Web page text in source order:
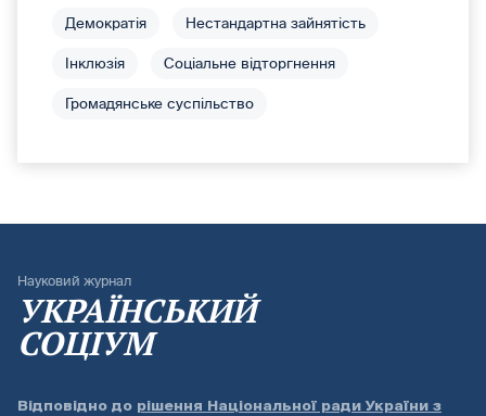
Демократія Нестандартна зайнятість
Інклюзія Соціальне відторгнення
Громадянське суспільство
Науковий журнал
УКРАЇНСЬКИЙ
СОЦІУМ
Відповідно до рішення Національної ради України з